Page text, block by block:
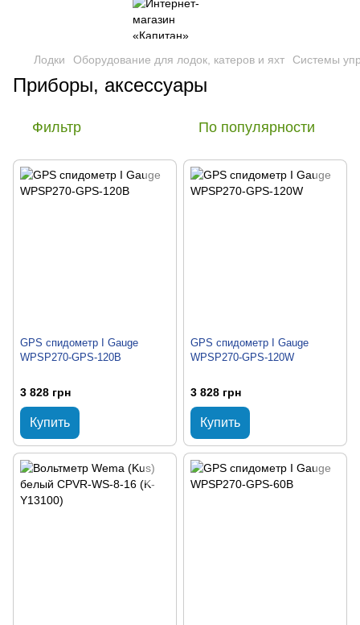
Лодки Оборудование для лодок, катеров и яхт Системы
Приборы, аксессуары
Фильтр По популярности
GPS спидометр I Gauge
WPSP270-GPS-120B
3 828 грн
Купить
GPS спидометр I Gauge
WPSP270-GPS-120W
3 828 грн
Купить